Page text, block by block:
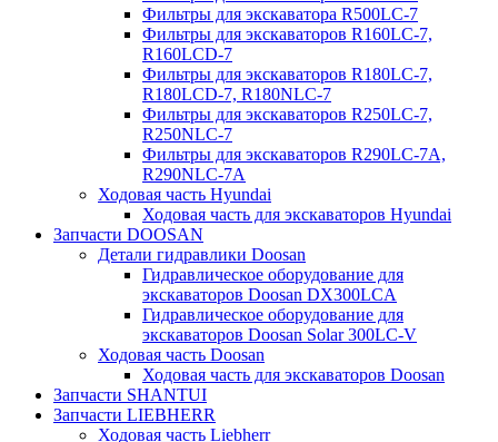
Фильтры для экскаватора R500LC-7
Фильтры для экскаваторов R160LC-7,
R160LCD-7
Фильтры для экскаваторов R180LC-7,
R180LCD-7, R180NLC-7
Фильтры для экскаваторов R250LC-7,
R250NLC-7
Фильтры для экскаваторов R290LC-7A,
R290NLC-7A
Ходовая часть Hyundai
Ходовая часть для экскаваторов Hyundai
Запчасти DOOSAN
Детали гидравлики Doosan
Гидравлическое оборудование для
экскаваторов Doosan DX300LCA
Гидравлическое оборудование для
экскаваторов Doosan Solar 300LC-V
Ходовая часть Doosan
Ходовая часть для экскаваторов Doosan
Запчасти SHANTUI
Запчасти LIEBHERR
Ходовая часть Liebherr